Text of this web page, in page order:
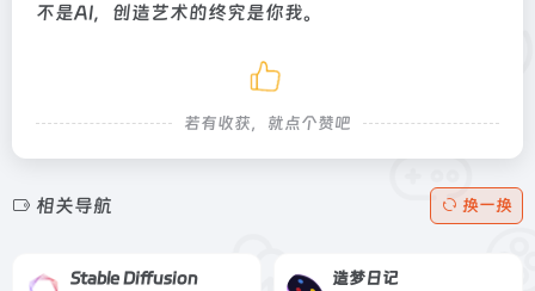
不是AI，创造艺术的终究是你我。
若有收获，就点个赞吧
相关导航 换一换
Stable Diffusion 造梦日记